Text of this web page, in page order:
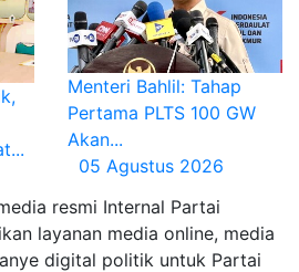
Menteri Bahlil: Tahap
Pertama PLTS 100 GW
Akan...
05 Agustus 2026
resmi Internal Partai
layanan media online, media
digital politik untuk Partai